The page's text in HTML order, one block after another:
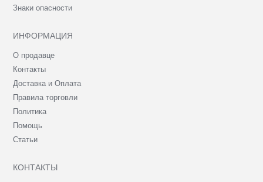
Знаки опасности
ИНФОРМАЦИЯ
О продавце
Контакты
Доставка и Оплата
Правила торговли
Политика
Помощь
Статьи
КОНТАКТЫ